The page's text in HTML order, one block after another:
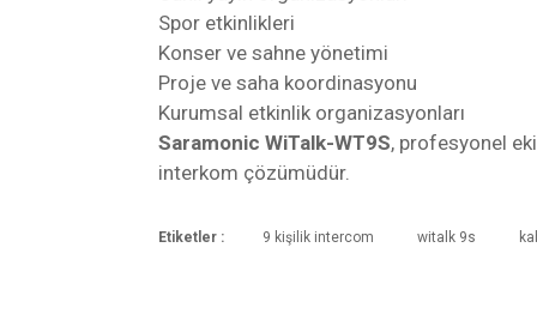
Spor etkinlikleri
Konser ve sahne yönetimi
Proje ve saha koordinasyonu
Kurumsal etkinlik organizasyonları
Saramonic WiTalk-WT9S, profesyonel
interkom çözümüdür.
Etiketler : 9 kişilik intercom witalk 9s